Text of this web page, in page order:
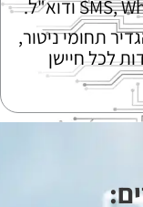
תחומי ניטור,
לכל חיישן